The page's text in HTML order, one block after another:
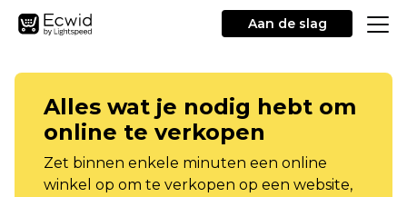
Aan de slag
Alles wat je nodig hebt om
online te verkopen
Zet binnen enkele minuten een online
winkel op om te verkopen op een website,